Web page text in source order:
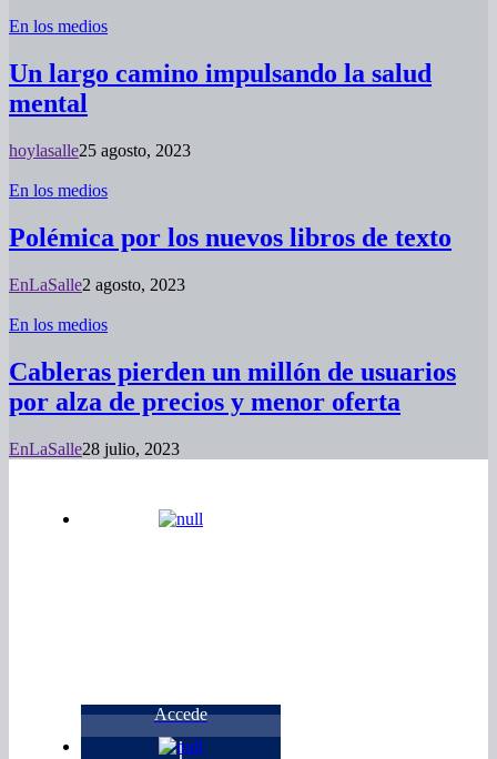
En los medios
Un largo camino impulsando la salud
mental
hoylasalle25 agosto, 2023
En los medios
Polémica por los nuevos libros de texto
EnLaSalle2 agosto, 2023
En los medios
Cableras pierden un millón de usuarios
por alza de precios y menor oferta
EnLaSalle28 julio, 2023
Accede